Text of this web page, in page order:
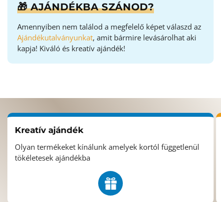
🎁 AJÁNDÉKBA SZÁNOD?
Amennyiben nem találod a megfelelő képet válaszd az
Ajándékutalványunkat, amit bármire levásárolhat aki
kapja! Kiváló és kreatív ajándék!
Kreatív ajándék
Olyan termékeket kínálunk amelyek kortól függetlenül
tökéletesek ajándékba